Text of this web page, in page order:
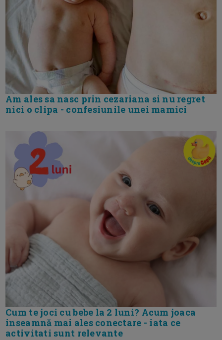
Am ales sa nasc prin cezariana si nu regret
nici o clipa - confesiunile unei mamici
Cum te joci cu bebe la 2 luni? Acum joaca
inseamnă mai ales conectare - iata ce
activitati sunt relevante